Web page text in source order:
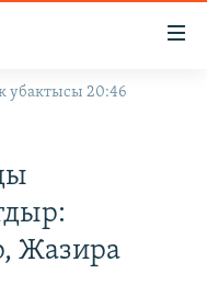
убактысы 20:46
Жазира